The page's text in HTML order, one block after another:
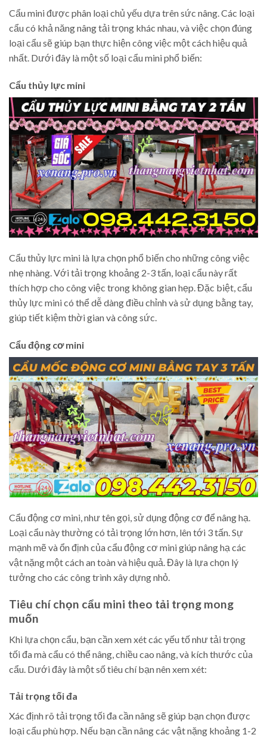
Cẩu mini được phân loại chủ yếu dựa trên sức nâng. Các loại
cẩu có khả năng nâng tải trọng khác nhau, và việc chọn đúng
loại cẩu sẽ giúp bạn thực hiện công việc một cách hiệu quả
nhất. Dưới đây là một số loại cẩu mini phổ biến:
Cẩu thủy lực mini
Cẩu thủy lực mini là lựa chọn phổ biến cho những công việc
nhẹ nhàng. Với tải trọng khoảng 2-3 tấn, loại cẩu này rất
thích hợp cho công việc trong không gian hẹp. Đặc biệt, cẩu
thủy lực mini có thể dễ dàng điều chỉnh và sử dụng bằng tay,
giúp tiết kiệm thời gian và công sức.
Cẩu động cơ mini
Cẩu động cơ mini, như tên gọi, sử dụng động cơ để nâng hạ.
Loại cẩu này thường có tải trọng lớn hơn, lên tới 3 tấn. Sự
mạnh mẽ và ổn định của cẩu động cơ mini giúp nâng hạ các
vật nặng một cách an toàn và hiệu quả. Đây là lựa chọn lý
tưởng cho các công trình xây dựng nhỏ.
Tiêu chí chọn cẩu mini theo tải trọng mong
muốn
Khi lựa chọn cẩu, bạn cần xem xét các yếu tố như tải trọng
tối đa mà cẩu có thể nâng, chiều cao nâng, và kích thước của
cẩu. Dưới đây là một số tiêu chí bạn nên xem xét:
Tải trọng tối đa
Xác định rõ tải trọng tối đa cần nâng sẽ giúp bạn chọn được
loại cẩu phù hợp. Nếu bạn cần nâng các vật nặng khoảng 1-2